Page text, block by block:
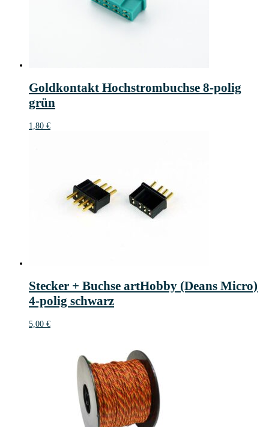
Goldkontakt Hochstrombuchse 8-polig
grün
1,80 €
Stecker + Buchse artHobby (Deans Micro)
4-polig schwarz
5,00 €